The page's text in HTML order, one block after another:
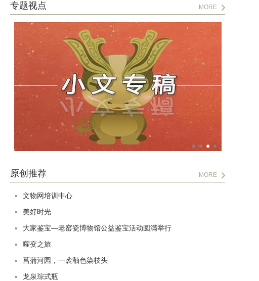
专题视点 MORE
原创推荐 MORE
文物网培训中心
美好时光
大家鉴宝—老窑瓷博物馆公益鉴宝活动圆满举行
曜变之旅
菖蒲河园，一袭釉色染枝头
龙泉琮式瓶